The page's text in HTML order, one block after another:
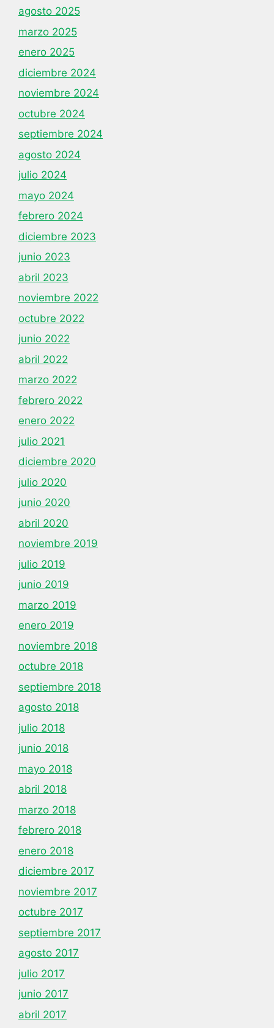
agosto 2025
marzo 2025
enero 2025
diciembre 2024
noviembre 2024
octubre 2024
septiembre 2024
agosto 2024
julio 2024
mayo 2024
febrero 2024
diciembre 2023
junio 2023
abril 2023
noviembre 2022
octubre 2022
junio 2022
abril 2022
marzo 2022
febrero 2022
enero 2022
julio 2021
diciembre 2020
julio 2020
junio 2020
abril 2020
noviembre 2019
julio 2019
junio 2019
marzo 2019
enero 2019
noviembre 2018
octubre 2018
septiembre 2018
agosto 2018
julio 2018
junio 2018
mayo 2018
abril 2018
marzo 2018
febrero 2018
enero 2018
diciembre 2017
noviembre 2017
octubre 2017
septiembre 2017
agosto 2017
julio 2017
junio 2017
abril 2017